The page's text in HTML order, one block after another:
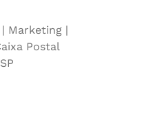
Marketing |
Postal